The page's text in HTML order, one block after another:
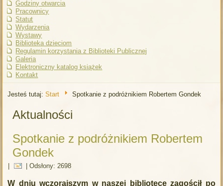
Godziny otwarcia
Pracownicy
Statut
Wydarzenia
Wystawy
Biblioteka dzieciom
Regulamin korzystania z Biblioteki Publicznej
Galeria
Elektroniczny katalog książek
Kontakt
Jesteś tutaj:Start Spotkanie z podróżnikiem Robertem Gondek
Aktualności
Spotkanie z podróżnikiem Robertem
Gondek
Odsłony: 2698
W dniu wczorajszym w naszej bibliotece zagościł po